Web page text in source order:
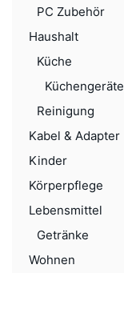
PC Zubehör
Haushalt
Küche
Küchengeräte
Reinigung
Kabel & Adapter
Kinder
Körperpflege
Lebensmittel
Getränke
Wohnen